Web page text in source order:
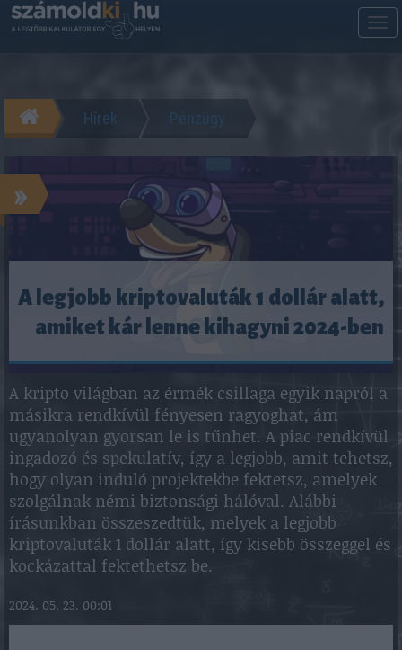
Hírek Pénzügy
»
A legjobb kriptovaluták 1 dollár alatt,
amiket kár lenne kihagyni 2024-ben
A kripto világban az érmék csillaga egyik napról a
másikra rendkívül fényesen ragyoghat, ám
ugyanolyan gyorsan le is tűnhet. A piac rendkívül
ingadozó és spekulatív, így a legjobb, amit tehetsz,
hogy olyan induló projektekbe fektetsz, amelyek
szolgálnak némi biztonsági hálóval. Alábbi
írásunkban összeszedtük, melyek a legjobb
kriptovaluták 1 dollár alatt, így kisebb összeggel és
kockázattal fektethetsz be.
2024. 05. 23. 00:01